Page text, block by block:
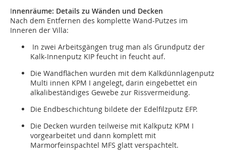
Innenräume: Details zu Wänden und Decken
Nach dem Entfernen des komplette Wand-Putzes im
Inneren der Villa:
In zwei Arbeitsgängen trug man als Grundputz der
Kalk-Innenputz KIP feucht in feucht auf.
Die Wandflächen wurden mit dem Kalkdünnlagenputz
Multi innen KPM I angelegt, darin eingebettet ein
alkalibeständiges Gewebe zur Rissvermeidung.
Die Endbeschichtung bildete der Edelfilzputz EFP.
Die Decken wurden teilweise mit Kalkputz KPM I
vorgearbeitet und dann komplett mit
Marmorfeinspachtel MFS glatt verspachtelt.